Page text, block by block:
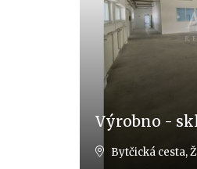
Výrobno -
Bytčická cesta,